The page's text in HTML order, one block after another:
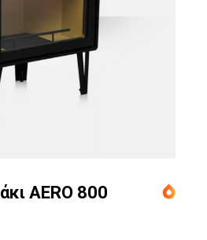
AERO 800